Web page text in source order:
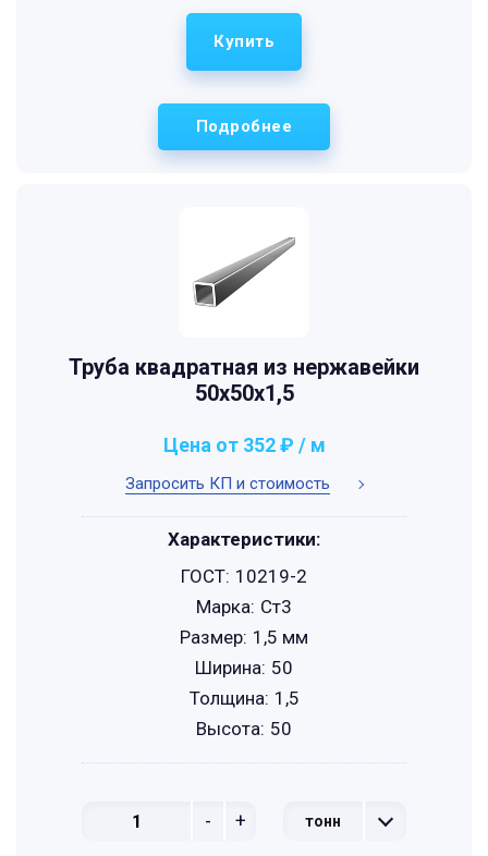
Подробнее
Купить
Труба квадратная из нержавейки
50х50х1,5
Запросить КП и стоимость
Цена от 352 ₽ / м
- + тонн
Характеристики:
ГОСТ: 10219-2
Марка: Ст3
Размер: 1,5 мм
Ширина: 50
Толщина: 1,5
Высота: 50